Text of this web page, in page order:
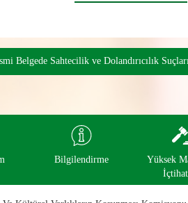
Belgede Sahtecilik ve Dolandırıcılık
Bilgilendirme
Yüksek